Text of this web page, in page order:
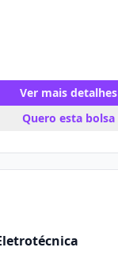
Ver mais detalhes
Quero esta bolsa